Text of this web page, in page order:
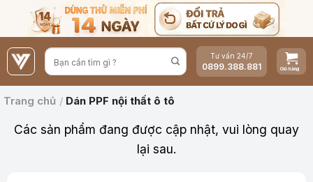
nội
dung
Tư vấn 24/7
0899.388.881
Trang chủ / Dán PPF nội thất ô tô
Các sản phẩm đang được cập nhật, vui lòng quay
lại sau.